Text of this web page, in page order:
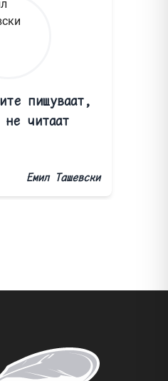
пишуваат,
не читаат
Емил Ташевски